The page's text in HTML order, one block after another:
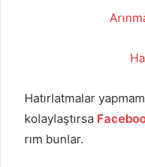
Hatırlatmalar
kolaylaştırsa
rım bunlar.